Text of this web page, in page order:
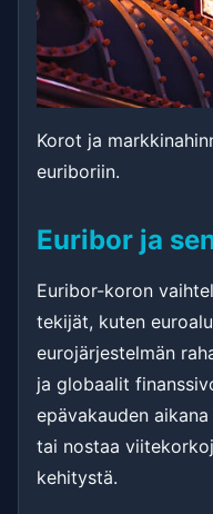
Korot ja
euriboriin.
Euribor ja
Euribor-koron
tekijät, kuten
eurojärjestelmän
ja globaalit
epävakauden
tai nostaa
kehitystä.